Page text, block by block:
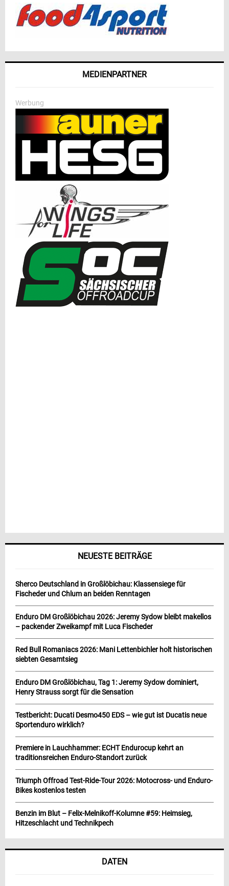
MEDIENPARTNER
Werbung
NEUESTE BEITRÄGE
Sherco Deutschland in Großlöbichau: Klassensiege für
Fischeder und Chlum an beiden Renntagen
Enduro DM Großlöbichau 2026: Jeremy Sydow bleibt makellos
– packender Zweikampf mit Luca Fischeder
Red Bull Romaniacs 2026: Mani Lettenbichler holt historischen
siebten Gesamtsieg
Enduro DM Großlöbichau, Tag 1: Jeremy Sydow dominiert,
Henry Strauss sorgt für die Sensation
Testbericht: Ducati Desmo450 EDS – wie gut ist Ducatis neue
Sportenduro wirklich?
Premiere in Lauchhammer: ECHT Endurocup kehrt an
traditionsreichen Enduro-Standort zurück
Triumph Offroad Test-Ride-Tour 2026: Motocross- und Enduro-
Bikes kostenlos testen
Benzin im Blut – Felix-Melnikoff-Kolumne #59: Heimsieg,
Hitzeschlacht und Technikpech
DATEN